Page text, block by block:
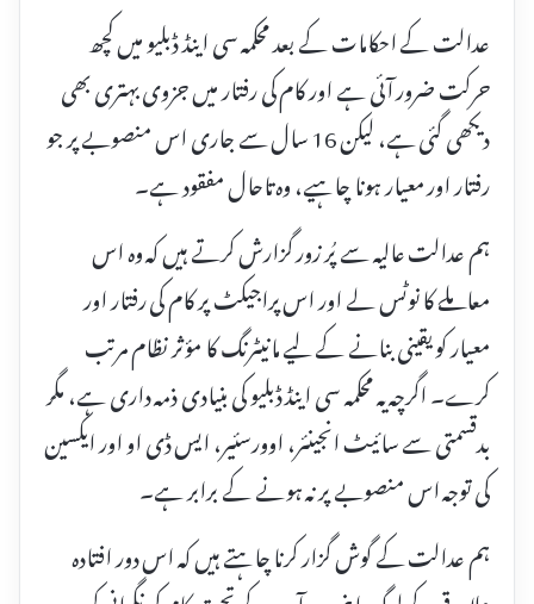
عدالت کے احکامات کے بعد محکمہ سی اینڈ ڈبلیو میں کچھ
حرکت ضرور آئی ہے اور کام کی رفتار میں جزوی بہتری بھی
دیکھی گئی ہے، لیکن 16 سال سے جاری اس منصوبے پر جو
رفتار اور معیار ہونا چاہیے، وہ تاحال مفقود ہے۔
ہم عدالت عالیہ سے پُر زور گزارش کرتے ہیں کہ وہ اس
معاملے کا نوٹس لے اور اس پراجیکٹ پر کام کی رفتار اور
معیار کو یقینی بنانے کے لیے مانیٹرنگ کا مؤثر نظام مرتب
کرے۔ اگرچہ یہ محکمہ سی اینڈ ڈبلیو کی بنیادی ذمہ داری ہے، مگر
بدقسمتی سے سائیٹ انجینئر، اوورسئیر، ایس ڈی او اور ایکسین
کی توجہ اس منصوبے پر نہ ہونے کے برابر ہے۔
ہم عدالت کے گوش گزار کرنا چاہتے ہیں کہ اس دور افتادہ